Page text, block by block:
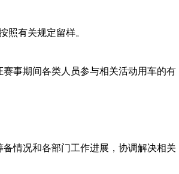
照有关规定留样。
事期间各类人员参与相关活动用车的有
情况和各部门工作进展，协调解决相关